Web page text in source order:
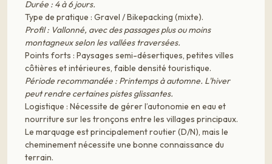
Durée : 4 à 6 jours.
Type de pratique : Gravel / Bikepacking (mixte).
Profil : Vallonné, avec des passages plus ou moins
montagneux selon les vallées traversées.
Points forts : Paysages semi-désertiques, petites villes
côtières et intérieures, faible densité touristique.
Période recommandée : Printemps à automne. L'hiver
peut rendre certaines pistes glissantes.
Logistique : Nécessite de gérer l’autonomie en eau et
nourriture sur les tronçons entre les villages principaux.
Le marquage est principalement routier (D/N), mais le
cheminement nécessite une bonne connaissance du
terrain.